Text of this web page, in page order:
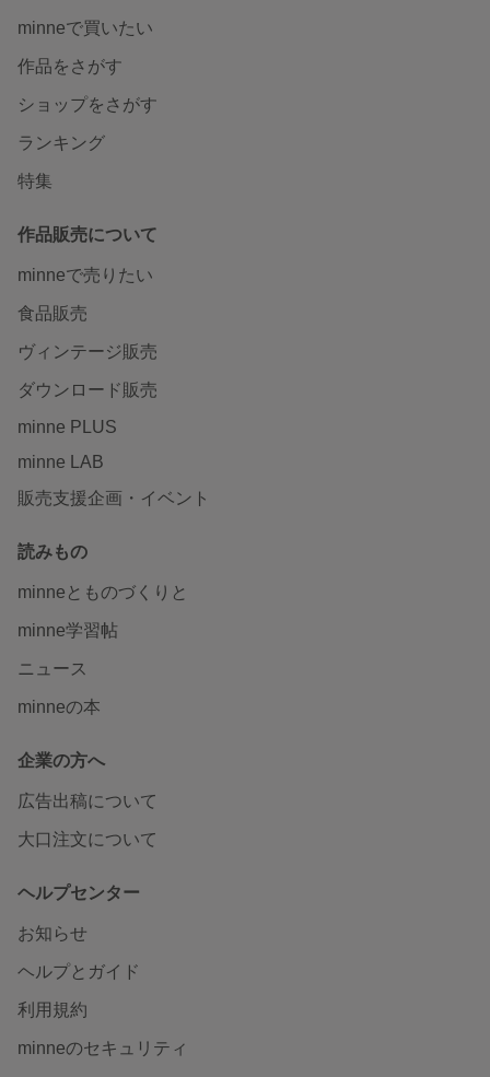
minneで買いたい
作品をさがす
ショップをさがす
ランキング
特集
作品販売について
minneで売りたい
食品販売
ヴィンテージ販売
ダウンロード販売
minne PLUS
minne LAB
販売支援企画・イベント
読みもの
minneとものづくりと
minne学習帖
ニュース
minneの本
企業の方へ
広告出稿について
大口注文について
ヘルプセンター
お知らせ
ヘルプとガイド
利用規約
minneのセキュリティ